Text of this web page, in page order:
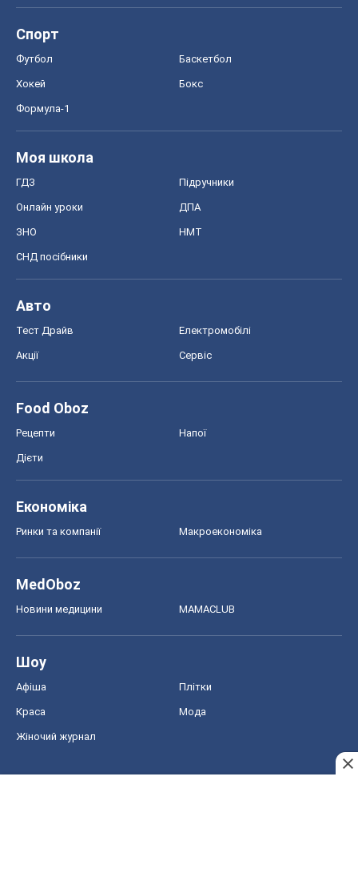
Спорт
Футбол Баскетбол
Хокей Бокс
Формула-1
Моя школа
ГДЗ Підручники
Онлайн уроки ДПА
ЗНО НМТ
СНД посібники
Авто
Тест Драйв Електромобілі
Акції Сервіс
Food Oboz
Рецепти Напої
Дієти
Економіка
Ринки та компанії Макроекономіка
MedOboz
Новини медицини MAMACLUB
Шоу
Афіша Плітки
Краса Мода
Жіночий журнал